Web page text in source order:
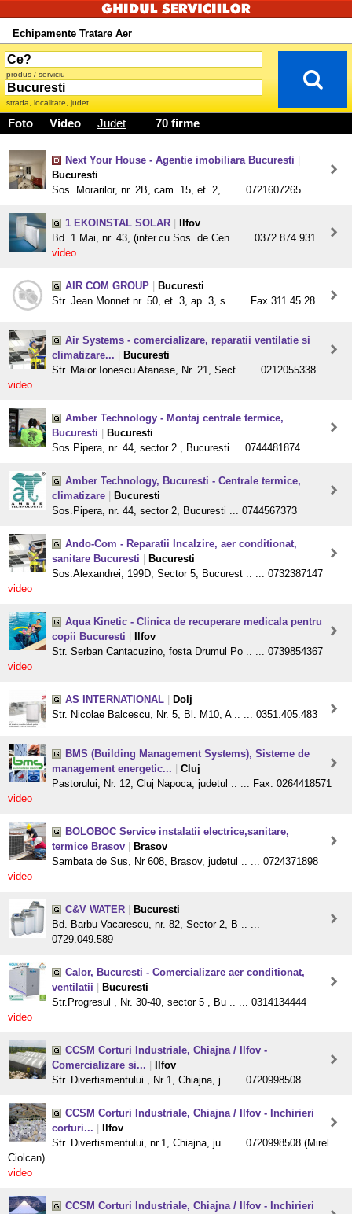
Echipamente Tratare Aer
produs / serviciu
strada, localitate, judet
Foto Video Judet 70 firme
Next Your House - Agentie imobiliara Bucuresti
Bucuresti
Sos. Morarilor, nr. 2B, cam. 15, et. 2, .. ... 0721607265
1 EKOINSTAL SOLAR
Ilfov
Bd. 1 Mai, nr. 43, (inter.cu Sos. de Cen .. ... 0372 874 931
video
AIR COM GROUP
Bucuresti
Str. Jean Monnet nr. 50, et. 3, ap. 3, s .. ... Fax 311.45.28
Air Systems - comercializare, reparatii ventilatie si
climatizare...
Bucuresti
Str. Maior Ionescu Atanase, Nr. 21, Sect .. ... 0212055338
video
Amber Technology - Montaj centrale termice,
Bucuresti
Bucuresti
Sos.Pipera, nr. 44, sector 2 , Bucuresti ... 0744481874
Amber Technology, Bucuresti - Centrale termice,
climatizare
Bucuresti
Sos.Pipera, nr. 44, sector 2, Bucuresti ... 0744567373
Ando-Com - Reparatii Incalzire, aer conditionat,
sanitare Bucuresti
Bucuresti
Sos.Alexandrei, 199D, Sector 5, Bucurest .. ... 0732387147
video
Aqua Kinetic - Clinica de recuperare medicala pentru
copii Bucuresti
Ilfov
Str. Serban Cantacuzino, fosta Drumul Po .. ... 0739854367
video
AS INTERNATIONAL
Dolj
Str. Nicolae Balcescu, Nr. 5, Bl. M10, A .. ... 0351.405.483
BMS (Building Management Systems), Sisteme de
management energetic...
Cluj
Pastorului, Nr. 12, Cluj Napoca, judetul .. ... Fax: 0264418571
video
BOLOBOC Service instalatii electrice,sanitare,
termice Brasov
Brasov
Sambata de Sus, Nr 608, Brasov, judetul .. ... 0724371898
video
C&V WATER
Bucuresti
Bd. Barbu Vacarescu, nr. 82, Sector 2, B .. ...
0729.049.589
Calor, Bucuresti - Comercializare aer conditionat,
ventilatii
Bucuresti
Str.Progresul , Nr. 30-40, sector 5 , Bu .. ... 0314134444
video
CCSM Corturi Industriale, Chiajna / Ilfov -
Comercializare si...
Ilfov
Str. Divertismentului , Nr 1, Chiajna, j .. ... 0720998508
CCSM Corturi Industriale, Chiajna / Ilfov - Inchirieri
corturi...
Ilfov
Str. Divertismentului, nr.1, Chiajna, ju .. ... 0720998508 (Mirel
Ciolcan)
video
CCSM Corturi Industriale, Chiajna / Ilfov - Inchirieri